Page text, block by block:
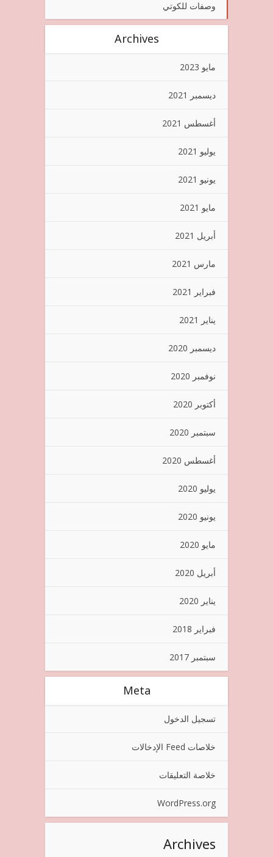
وصفات للكوتي
Archives
مايو 2023
ديسمبر 2021
أغسطس 2021
يوليو 2021
يونيو 2021
مايو 2021
أبريل 2021
مارس 2021
فبراير 2021
يناير 2021
ديسمبر 2020
نوفمبر 2020
أكتوبر 2020
سبتمبر 2020
أغسطس 2020
يوليو 2020
يونيو 2020
مايو 2020
أبريل 2020
يناير 2020
فبراير 2018
سبتمبر 2017
Meta
تسجيل الدخول
خلاصات Feed الإدخالات
خلاصة التعليقات
WordPress.org
Archives